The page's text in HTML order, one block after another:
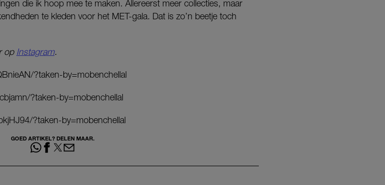
die ik hoop mee te maken. Allereerst meer collecties, maar
te kleden voor het MET-gala. Dat is zo’n beetje toch
op Instagram.
?taken-by=mobenchellal
?taken-by=mobenchellal
?taken-by=mobenchellal
GOED ARTIKEL? DELEN MAAR.